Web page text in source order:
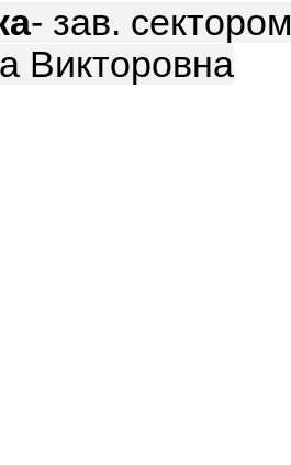
- зав.
Викторовна